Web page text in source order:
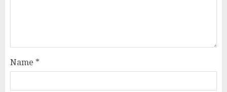
Name *